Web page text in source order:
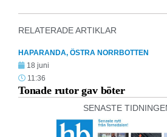
RELATERADE ARTIKLAR
HAPARANDA, ÖSTRA NORRBOTTEN
18 juni
11:36
Tonade rutor gav böter
SENASTE